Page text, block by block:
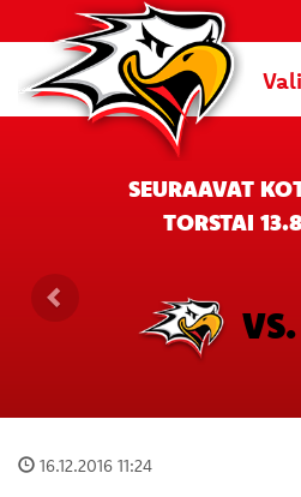
SEURAAVAT
TORSTAI
VS.
16.12.2016 11:24